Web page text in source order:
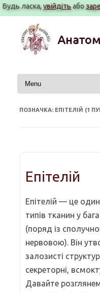
Будь ласка,увійдітьабо
вмісту
ПОЗНАЧКА: ЕПІТЕЛІЙ (1
Епітелій
Епітелій — це
типів тканин у
(поряд із
нервовою). Він
залозисті
секреторні,
Давайте